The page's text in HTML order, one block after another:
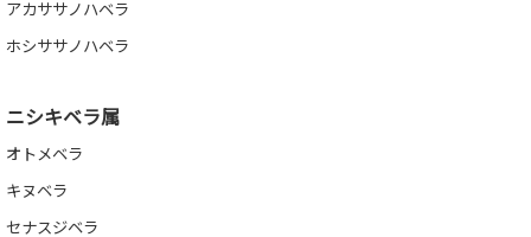
アカササノハベラ
ホシササノハベラ
ニシキベラ属
オトメベラ
キヌベラ
セナスジベラ